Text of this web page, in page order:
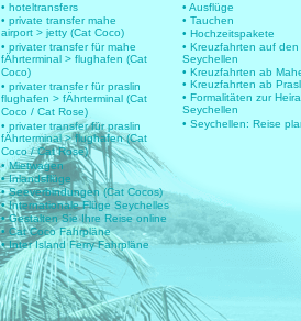
• hoteltransfers
• private transfer mahe
airport > jetty (Cat Coco)
• privater transfer für mahe
fÄhrterminal > flughafen (Cat
Coco)
• privater transfer für praslin
flughafen > fÄhrterminal (Cat
Coco / Cat Rose)
• privater transfer für praslin
fÄhrterminal > flughafen (Cat
Coco / Cat Rose)
• Mietwagen
• Inlandsflüge
• Seeverbindungen (Cat Cocos)
• Internationale Flüge Seychelles
• Gestalten Sie Ihre Reise online
• Cat Coco Fahrpläne
• Inter Island Ferry Fahrpläne
• Ausflüge
• Tauchen
• Hochzeitspakete
• Kreuzfahrten auf den
Seychellen
• Kreuzfahrten ab
• Kreuzfahrten ab
• Formalitäten zur
Seychellen
• Seychellen: Reise